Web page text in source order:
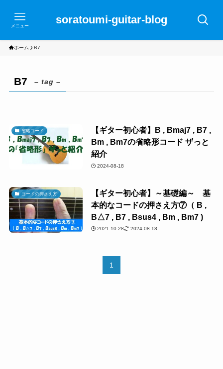
soratoumi-guitar-blog
メニュー
ホーム B7
B7 – tag –
省略コード
【ギター初心者】B , Bmaj7 , B7 ,
Bm , Bm7の省略形コード ザっと
紹介
2024-08-18
コードの押さえ方
【ギター初心者】～基礎編～ 基
本的なコードの押さえ方⑦（ B ,
B△7 , B7 , Bsus4 , Bm , Bm7 )
2021-10-28 2024-08-18
1